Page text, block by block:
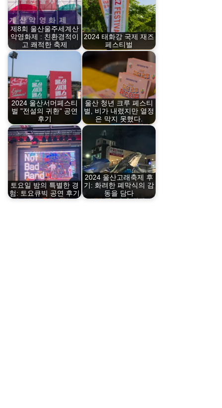
제8회 울산울주세계산
악영화제 : 친환경적이
고 쾌적한 축제
2024 태화강 국제 재즈
페스티벌
2024 울산서머페스티
벌 "전설의 귀환" 공연
후기
울산 청년 크루 페스티
벌, 비가 내렸지만 열정
은 막지 못했다.
토요일 밤의 특별한 경
험: 토요큐빅 공연 후기
2024 울산고래축제 후
기: 화려한 폐막식의 감
동을 담다